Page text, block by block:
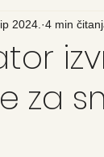
za
2024. 4 min